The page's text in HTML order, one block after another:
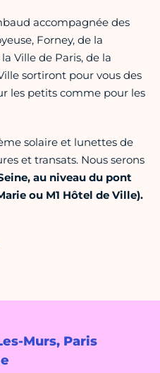
Murs, Paris
accompagnée des
Forney, de la
Ville de Paris, de la
sortiront pour vous des
les petits comme pour les
solaire et lunettes de
et transats. Nous serons
au niveau du pont
ou M1 Hôtel de Ville).